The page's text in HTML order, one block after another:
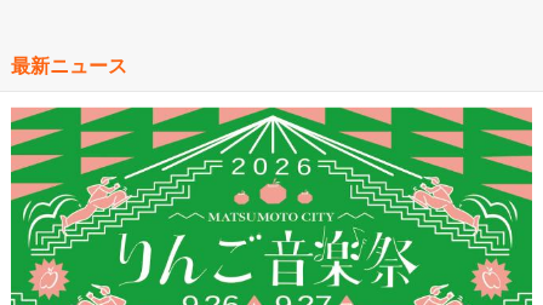
最新ニュース